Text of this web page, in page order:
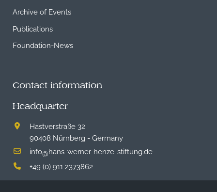
Archive of Events
Publications
Foundation-News
Contact information
Headquarter
Hastverstraße 32
90408 Nürnberg - Germany
info@hans-werner-henze-stiftung.de
+49 (0) 911 2373862